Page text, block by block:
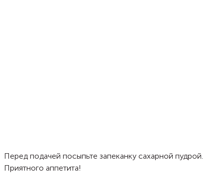
Перед подачей посыпьте запеканку сахарной пудрой.
Приятного аппетита!